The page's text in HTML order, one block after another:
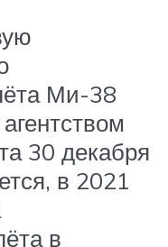
Ми-38
30 декабря
в 2021
в